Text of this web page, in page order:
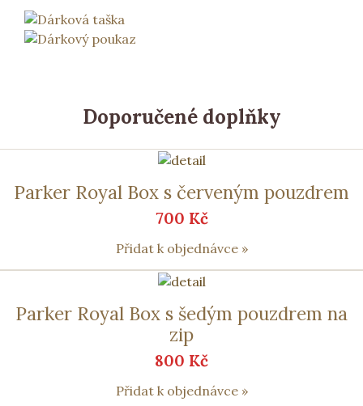
Doporučené doplňky
Parker Royal Box s červeným pouzdrem
700 Kč
Přidat k objednávce »
Parker Royal Box s šedým pouzdrem na
zip
800 Kč
Přidat k objednávce »